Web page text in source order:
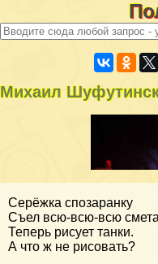
Михаил
Серёжка спозаранку
Съел всю-всю-всю
Теперь рисует танки.
А что ж не рисовать?